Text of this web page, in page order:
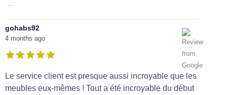
gohabs92
4 months ago
Le service client est presque aussi incroyable que les
meubles eux-mêmes ! Tout a été incroyable du début